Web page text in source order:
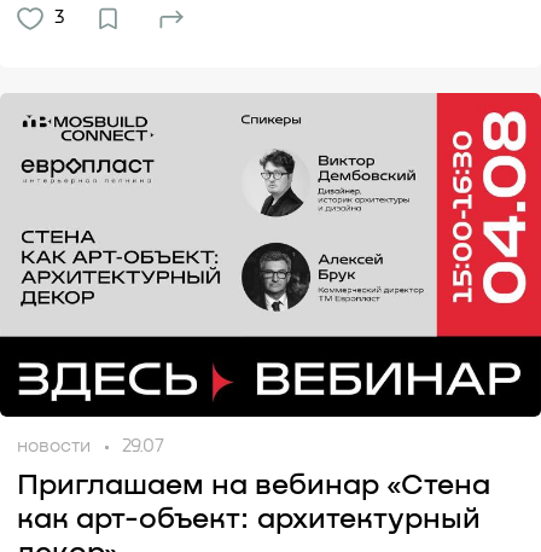
3
новости 29.07
Приглашаем на вебинар «Стена
как арт-объект: архитектурный